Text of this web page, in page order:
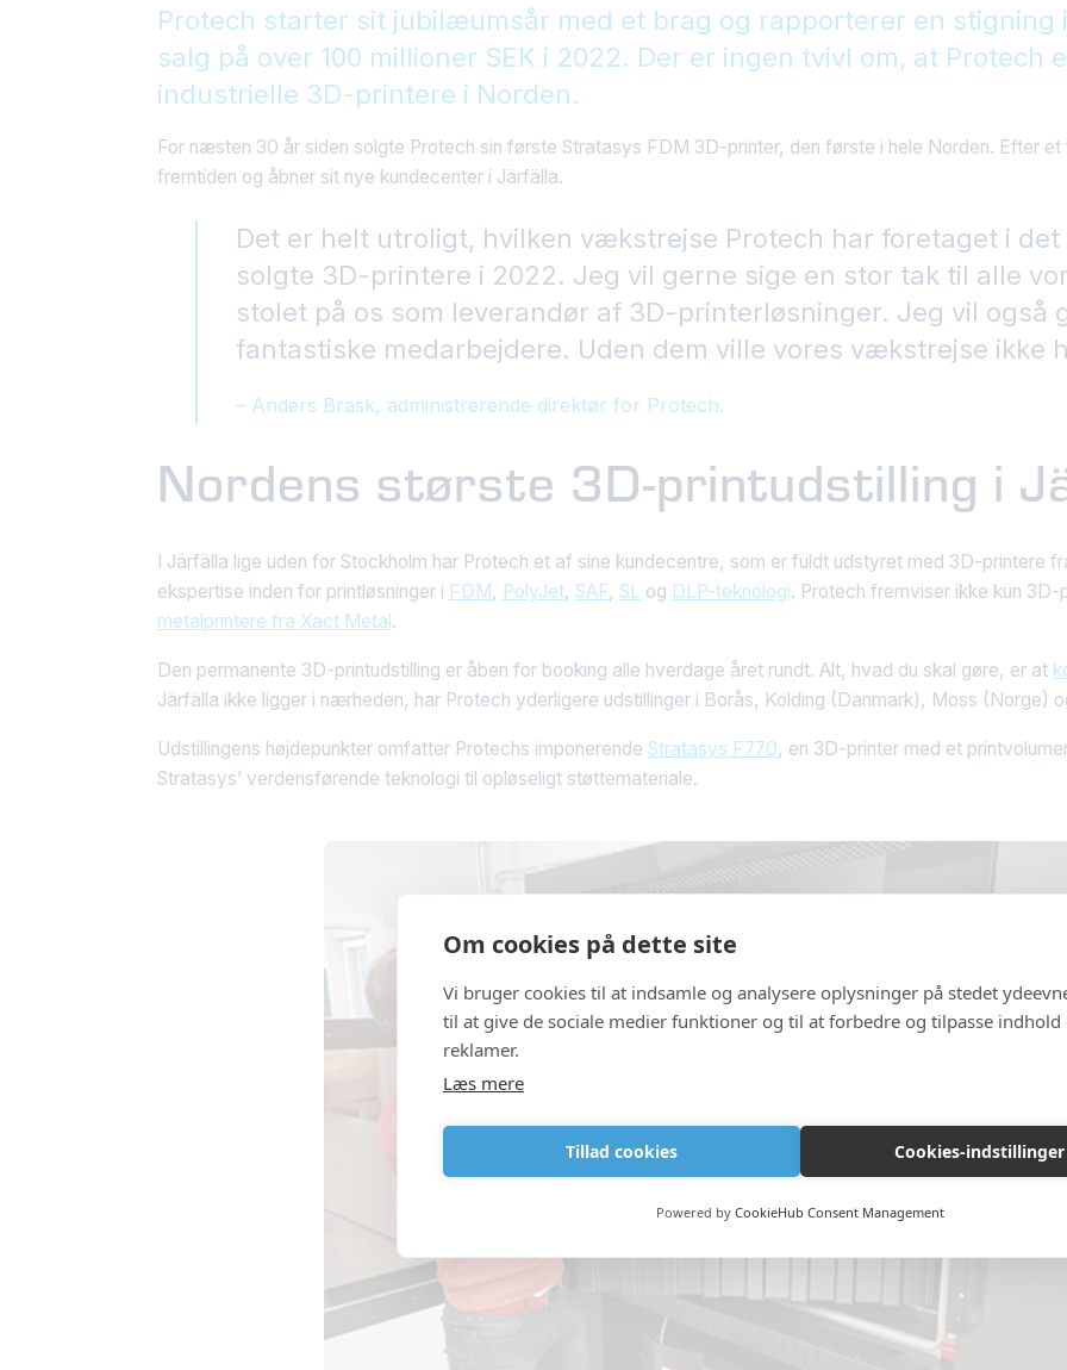
Om cookies på dette site
Vi bruger cookies til at indsamle og analysere oplysninger på stedet
til at give de sociale medier funktioner og til at forbedre og tilpasse indhold
reklamer.
Læs mere
Tillad cookies Cookies-indstillinger
Powered by CookieHub Consent Management
Protech starter sit jubilæumsår med et brag og rapporterer en
salg på over 100 millioner SEK i 2022. Der er ingen tvivl om, at Protech
industrielle 3D-printere i Norden.
For næsten 30 år siden solgte Protech sin første Stratasys FDM 3D-printer, den første i hele Norden. Efter
fremtiden og åbner sit nye kundecenter i Järfälla.
Det er helt utroligt, hvilken vækstrejse Protech har foretaget i
solgte 3D-printere i 2022. Jeg vil gerne sige en stor tak til alle
stolet på os som leverandør af 3D-printerløsninger. Jeg vil også
fantastiske medarbejdere. Uden dem ville vores vækstrejse ikke
– Anders Brask, administrerende direktør for Protech.
Nordens største 3D-printudstilling i
I Järfälla lige uden for Stockholm har Protech et af sine kundecentre, som er fuldt udstyret med 3D-printere
ekspertise inden for printløsninger i FDM, PolyJet, SAF, SL og DLP-teknologi. Protech fremviser ikke kun
metalprintere fra Xact Metal.
Den permanente 3D-printudstilling er åben for booking alle hverdage året rundt. Alt, hvad du skal gøre, er at
Järfälla ikke ligger i nærheden, har Protech yderligere udstillinger i Borås, Kolding (Danmark), Moss (Norge)
Udstillingens højdepunkter omfatter Protechs imponerende Stratasys F770, en 3D-printer med et
Stratasys’ verdensførende teknologi til opløseligt støttemateriale.